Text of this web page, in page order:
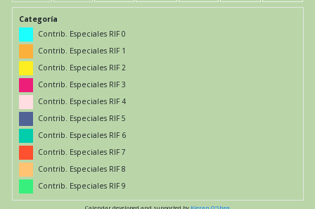
Categoría
Contrib. Especiales RIF 0
Contrib. Especiales RIF 1
Contrib. Especiales RIF 2
Contrib. Especiales RIF 3
Contrib. Especiales RIF 4
Contrib. Especiales RIF 5
Contrib. Especiales RIF 6
Contrib. Especiales RIF 7
Contrib. Especiales RIF 8
Contrib. Especiales RIF 9
Calendar developed and supported by Kieran O'Shea